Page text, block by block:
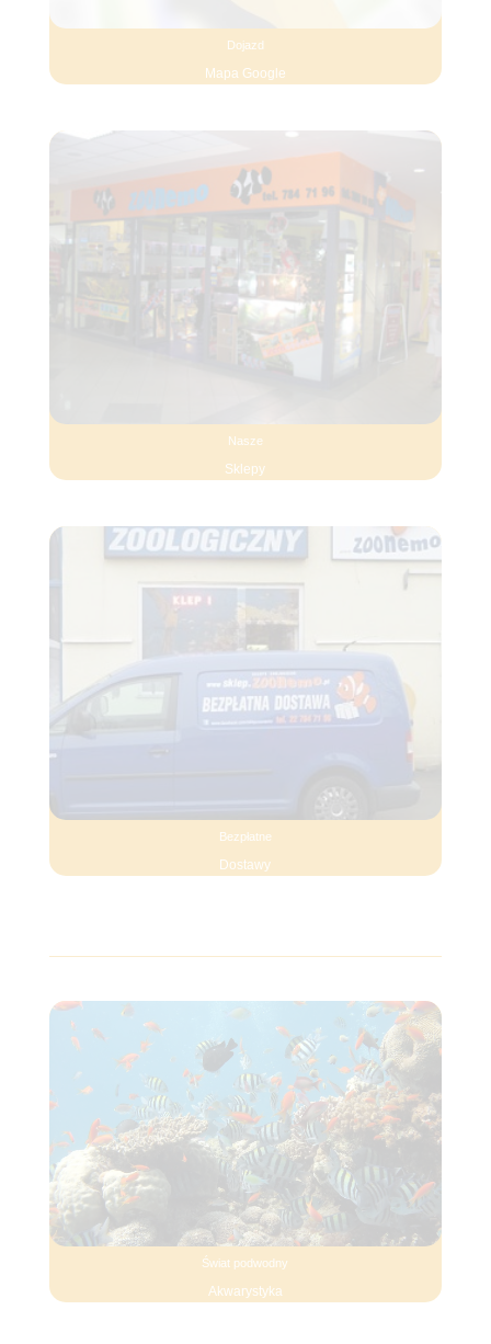
Dojazd
Mapa Google
Nasze
Sklepy
Bezpłatne
Dostawy
Świat podwodny
Akwarystyka